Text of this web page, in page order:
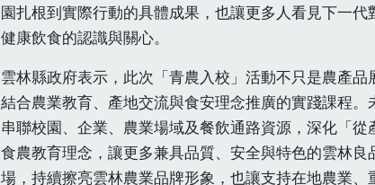
園扎根到實際行動的具體成果，也讓更多人看見下一代
健康飲食的認識與關心。
雲林縣政府表示，此次「青農入校」活動不只是農產品
結合農業教育、產地交流與食安理念推廣的實踐課程。
串聯校園、企業、農業場域及餐飲通路資源，深化「從
食農教育理念，讓更多兼具品質、安全與特色的雲林良
場，持續擦亮雲林農業品牌形象，也讓支持在地農業、